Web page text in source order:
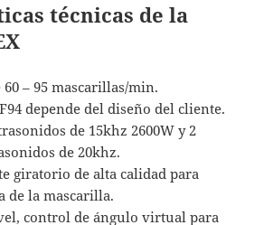
técnicas de la
– 95 mascarillas/min.
depende del diseño del cliente.
de 15khz 2600W y 2
de 20khz.
giratorio de alta calidad para
de la mascarilla.
control de ángulo virtual para